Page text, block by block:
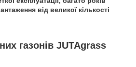
від великої кількості
газонів JUTAgrass